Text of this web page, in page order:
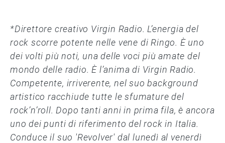
*Direttore creativo Virgin Radio. L’energia del
rock scorre potente nelle vene di Ringo. È uno
dei volti più noti, una delle voci più amate del
mondo delle radio. È l’anima di Virgin Radio.
Competente, irriverente, nel suo background
artistico racchiude tutte le sfumature del
rock’n’roll. Dopo tanti anni in prima fila, è ancora
uno dei punti di riferimento del rock in Italia.
Conduce il suo 'Revolver' dal lunedì al venerdì